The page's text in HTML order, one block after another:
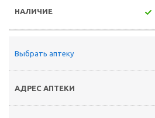
Выбрать аптеку